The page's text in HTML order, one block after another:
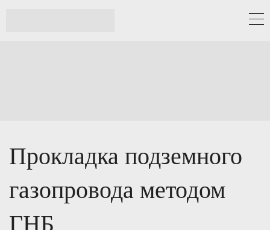
Прокладка подземного
газопровода методом
ГНБ